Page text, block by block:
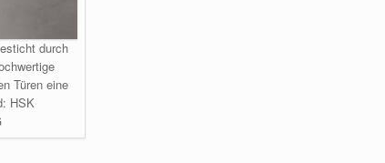
durch
Türen eine
HSK